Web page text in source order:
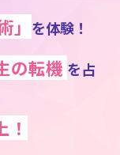
」 を体験！
の転機 を占